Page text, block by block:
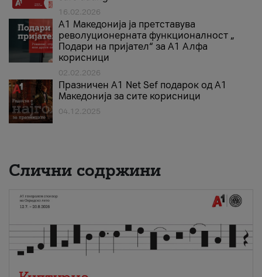
16.02.2026
А1 Македонија ја претставува
револуционерната функционалност „
Подари на пријател“ за А1 Алфа
корисници
02.02.2026
Празничен A1 Net Sеf подарок од А1
Македонија за сите корисници
04.12.2025
Слични содржини